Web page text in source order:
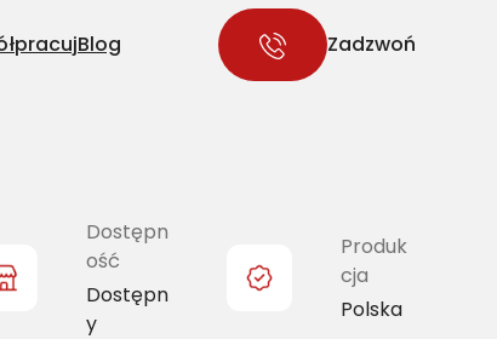
Blog Zadzwoń
Dostępn
ość
Dostępn
y
Produk
cja
Polska